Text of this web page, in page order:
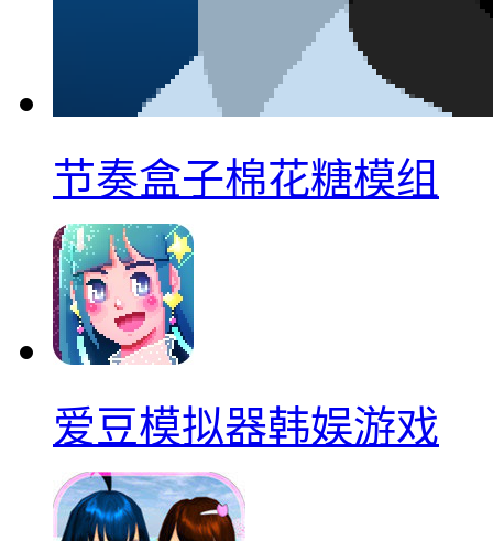
节奏盒子棉花糖模组
爱豆模拟器韩娱游戏